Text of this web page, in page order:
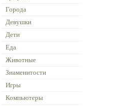
Города
Девушки
Дети
Еда
Животные
Знаменитости
Игры
Компьютеры